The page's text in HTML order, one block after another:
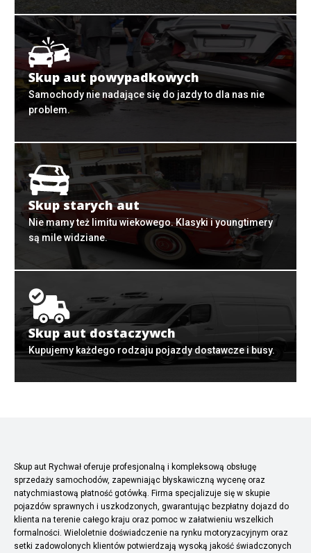
Skup aut powypadkowych
Samochody nie nadające się do jazdy to dla nas nie
problem.
Skup starych aut
Nie mamy też limitu wiekowego. Klasyki i youngtimery
są mile widziane.
Skup aut dostaczywch
Kupujemy każdego rodzaju pojazdy dostawcze i busy.
Skup aut Rychwał oferuje profesjonalną i kompleksową obsługę
sprzedaży samochodów, zapewniając błyskawiczną wycenę oraz
natychmiastową płatność gotówką. Firma specjalizuje się w skupie
pojazdów sprawnych i uszkodzonych, gwarantując bezpłatny dojazd do
klienta na terenie całego kraju oraz pomoc w załatwieniu wszelkich
formalności. Wieloletnie doświadczenie na rynku motoryzacyjnym oraz
setki zadowolonych klientów potwierdzają wysoką jakość świadczonych